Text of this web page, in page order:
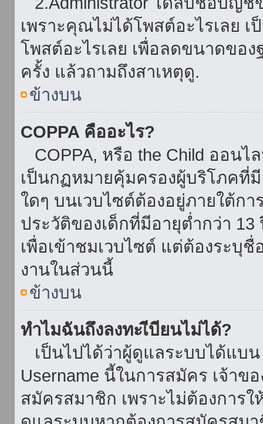
เพราะคุณไม่ได้โพสต์อะไรเลย
โพสต์อะไรเลย เพื่อลดขนาดขอ
ครั้ง แล้วถามถึงสาเหตุดู.
ข้างบน
COPPA คืออะไร?
COPPA, หรือ the Child ออนไ
เป็นกฏหมายคุ้มครองผู้บริโภคที่
ใดๆ บนเวบไซต์ต้องอยู่ภายใต้ก
ประวัติของเด็กที่มีอายุต่ำกว่า
เพื่อเข้าชมเวบไซต์ แต่ต้องระบุ
งานในส่วนนี้
ข้างบน
ทำไมฉันถึงลงทะเีบียนไม่ได้?
เป็นไปได้ว่าผู้ดูแลระบบได้แบ
Username นี้ในการสมัคร เจ้าข
สมัครสมาชิก เพราะไม่ต้องการ